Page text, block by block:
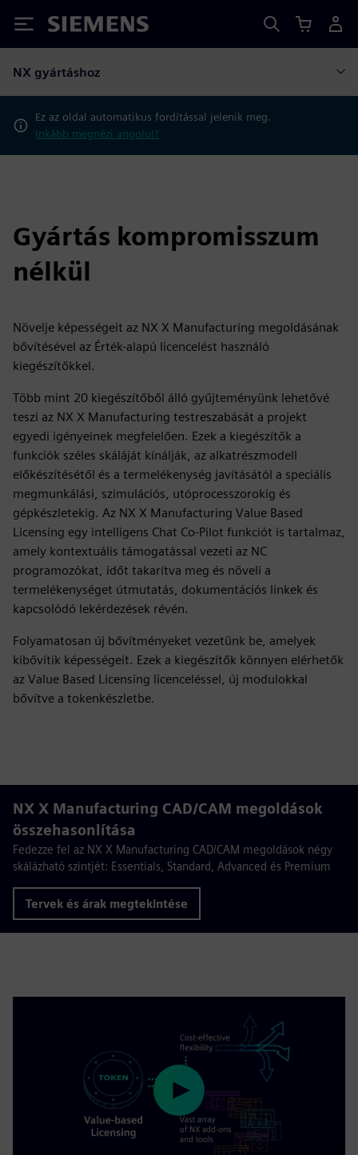
Siemens
NX gyártáshoz
Ez az oldal automatikus fordítással jelenik meg.
Inkább megnézi angolul?
Gyártás kompromisszum
nélkül
Növelje képességeit az NX X Manufacturing megoldásának
bővítésével az Érték-alapú licencelést használó
kiegészítőkkel.
Több mint 20 kiegészítőből álló gyűjteményünk lehetővé
teszi az NX X Manufacturing testreszabását a projekt
egyedi igényeinek megfelelően. Ezek a kiegészítők a
funkciók széles skáláját kínálják, az alkatrészmodell
előkészítésétől és a termelékenység javításától a speciális
megmunkálási, szimulációs, utóprocesszorokig és
gépkészletekig. Az NX X Manufacturing Value Based
Licensing egy intelligens Chat Co-Pilot funkciót is tartalmaz,
amely kontextuális támogatással vezeti az NC
programozókat, időt takarítva meg és növeli a
termelékenységet útmutatás, dokumentációs linkek és
kapcsolódó lekérdezések révén.
Folyamatosan új bővítményeket vezetünk be, amelyek
kibővítik képességeit. Ezek a kiegészítők könnyen elérhetők
az Value Based Licensing licenceléssel, új modulokkal
bővítve a tokenkészletbe.
NX X Manufacturing CAD/CAM megoldások
összehasonlítása
Fedezze fel az NX X Manufacturing CAD/CAM megoldások négy
skálázható szintjét: Essentials, Standard, Advanced és Premium
Tervek és árak megtekintése
Play